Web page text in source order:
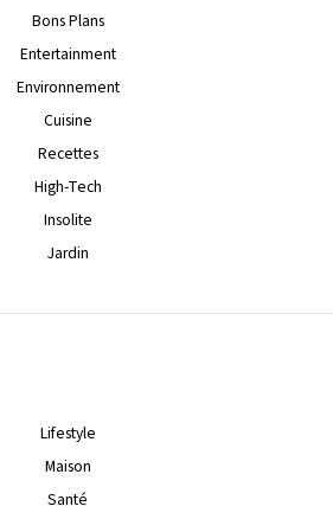
Bons Plans
Entertainment
Environnement
Cuisine
Recettes
High-Tech
Insolite
Jardin
Lifestyle
Maison
Santé